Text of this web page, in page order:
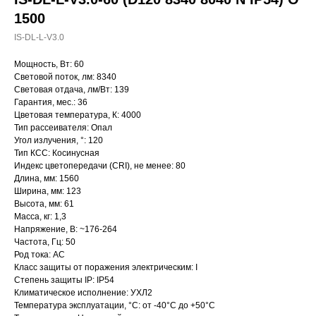
1500
IS-DL-L-V3.0
Мощность, Вт: 60
Световой поток, лм: 8340
Световая отдача, лм/Вт: 139
Гарантия, мес.: 36
Цветовая температура, К: 4000
Тип рассеивателя: Опал
Угол излучения, °: 120
Тип КСС: Косинусная
Индекс цветопередачи (CRI), не менее: 80
Длина, мм: 1560
Ширина, мм: 123
Высота, мм: 61
Масса, кг: 1,3
Напряжение, В: ~176-264
Частота, Гц: 50
Род тока: AC
Класс защиты от поражения электрическим: I
Степень защиты IP: IP54
Климатическое исполнение: УХЛ2
Температура эксплуатации, °С: от -40°C до +50°C